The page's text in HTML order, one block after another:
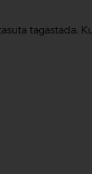
tagastada.